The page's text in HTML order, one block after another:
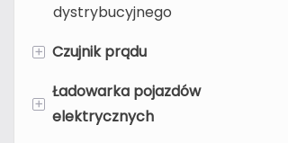
dystrybucyjnego
+ Czujnik prądu
Czujnik prądu Halla
Czujnik prądu Fluxgate
+
Ładowarka pojazdów
elektrycznych